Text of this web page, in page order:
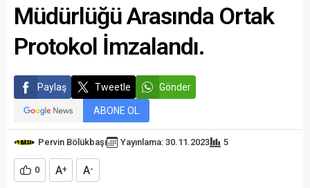
Müdürlüğü Arasında Ortak
Protokol İmzalandı.
Paylaş Tweetle Gönder
ABONE OL
Pervin Bölükbaşı Yayınlama: 30.11.2023 5
0 A+ A-